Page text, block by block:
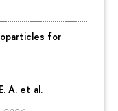
for
A. et al.